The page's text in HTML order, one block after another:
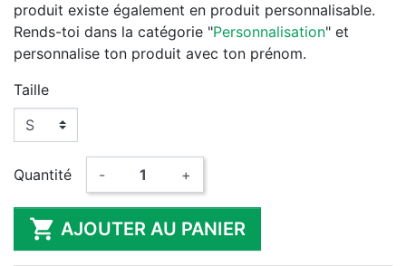
produit existe également en produit personnalisable.
Rends-toi dans la catégorie "Personnalisation" et
personnalise ton produit avec ton prénom.
Taille
Quantité - +
 AJOUTER AU PANIER